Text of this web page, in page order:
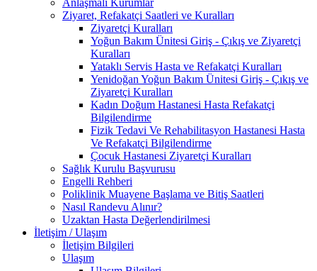
Ziyaret, Refakatçi Saatleri ve Kuralları
Ziyaretçi Kuralları
Yoğun Bakım Ünitesi Giriş - Çıkış ve Ziyaretçi
Kuralları
Yataklı Servis Hasta ve Refakatçi Kuralları
Yenidoğan Yoğun Bakım Ünitesi Giriş - Çıkış ve
Ziyaretçi Kuralları
Kadın Doğum Hastanesi Hasta Refakatçi
Bilgilendirme
Fizik Tedavi Ve Rehabilitasyon Hastanesi Hasta
Ve Refakatçi Bilgilendirme
Çocuk Hastanesi Ziyaretçi Kuralları
Sağlık Kurulu Başvurusu
Engelli Rehberi
Poliklinik Muayene Başlama ve Bitiş Saatleri
Nasıl Randevu Alınır?
Uzaktan Hasta Değerlendirilmesi
İletişim / Ulaşım
İletişim Bilgileri
Ulaşım